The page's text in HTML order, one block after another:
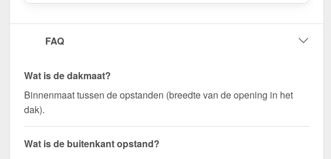
FAQ
Wat is de dakmaat?
Binnenmaat tussen de opstanden (breedte van de opening in het
dak).
Wat is de buitenkant opstand?